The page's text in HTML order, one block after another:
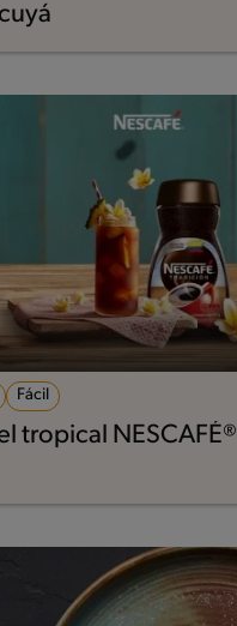
Fácil
tropical NESCAFÉ®